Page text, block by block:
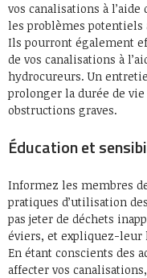
vos canalisations à
les problèmes potentiels
Ils pourront également
de vos canalisations à
hydrocureurs. Un
prolonger la durée de
obstructions graves.
Éducation et
Informez les membres
pratiques d’utilisation
pas jeter de déchets
éviers, et expliquez-leur
En étant conscients des
affecter vos